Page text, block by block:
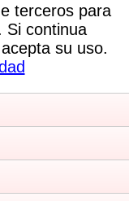
terceros para
Si continua
su uso.